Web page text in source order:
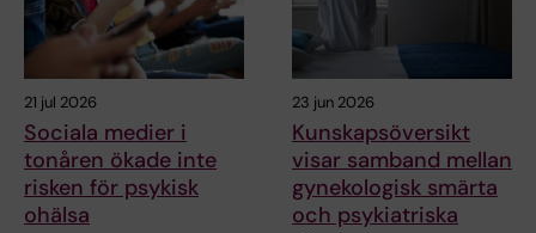
21 jul 2026
Sociala medier i
tonåren ökade inte
risken för psykisk
ohälsa
23 jun 2026
Kunskapsöversikt
visar samband mellan
gynekologisk smärta
och psykiatriska